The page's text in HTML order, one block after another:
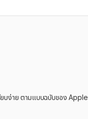
บง่าย ตามแบบฉบับของ Apple